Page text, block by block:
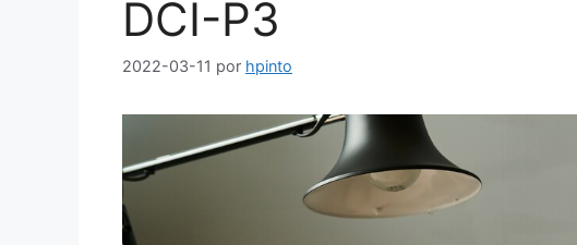
DCI-P3
2022-03-11 por hpinto